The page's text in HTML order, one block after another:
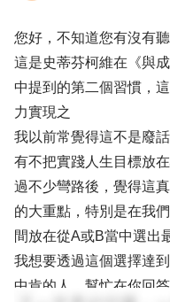
您好，不知道您有沒有
這是史蒂芬柯維在《與
中提到的第二個習慣，
力實現之
我以前常覺得這不是廢
有不把實踐人生目標放
過不少彎路後，覺得這
的大重點，特別是在我
間放在從A或B當中選出
我想要透過這個選擇達
中肯的人，幫忙在你回